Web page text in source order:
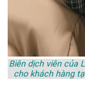
Biên dịch viên của
cho khách hàng